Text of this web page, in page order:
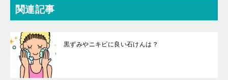
関連記事
黒ずみやニキビに良い石けんは？